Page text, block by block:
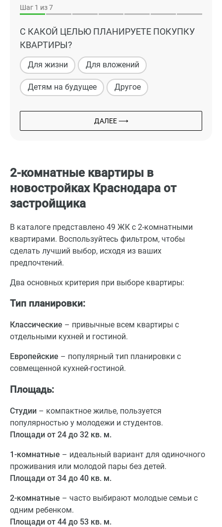
Шаг 1 из 7
С КАКОЙ ЦЕЛЬЮ ПЛАНИРУЕТЕ ПОКУПКУ
КВАРТИРЫ?
Для жизни Для вложений
Детям на будущее Другое
ДАЛЕЕ ⟶
2-комнатные квартиры в
новостройках Краснодара от
застройщика
В каталоге представлено 49 ЖК с 2-комнатными
квартирами. Воспользуйтесь фильтром, чтобы
сделать лучший выбор, исходя из ваших
предпочтений.
Два основных критерия при выборе квартиры:
Тип планировки:
Классические – привычные всем квартиры с
отдельными кухней и гостиной.
Европейские – популярный тип планировки с
совмещенной кухней-гостиной.
Площадь:
Студии – компактное жилье, пользуется
популярностью у молодежи и студентов.
Площади от 24 до 32 кв. м.
1-комнатные – идеальный вариант для одиночного
проживания или молодой пары без детей.
Площади от 34 до 40 кв. м.
2-комнатные – часто выбирают молодые семьи с
одним ребенком.
Площади от 44 до 53 кв. м.